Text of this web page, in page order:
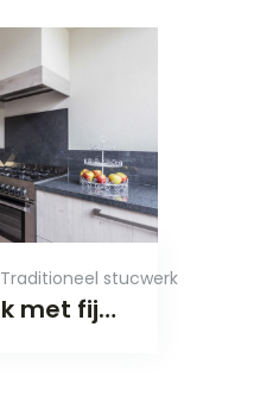
Traditioneel stucwerk
Stucwerk met fijne sierpleister